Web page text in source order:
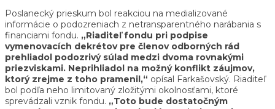
Poslanecký prieskum bol reakciou na medializované
informácie o podozreniach z netransparentného narábania s
financiami fondu. „Riaditeľ fondu pri podpise
vymenovacích dekrétov pre členov odborných rád
prehliadol podozrivý súlad medzi dvoma rovnakými
priezviskami. Neprihliadol na možný konflikt záujmov,
ktorý zrejme z toho pramenil,“ opísal Farkašovský. Riaditeľ
bol podľa neho limitovaný zložitými okolnosťami, ktoré
sprevádzali vznik fondu. „Toto bude dostatočným